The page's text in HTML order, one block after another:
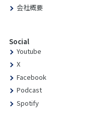
会社概要
Social
Youtube
X
Facebook
Podcast
Spotify